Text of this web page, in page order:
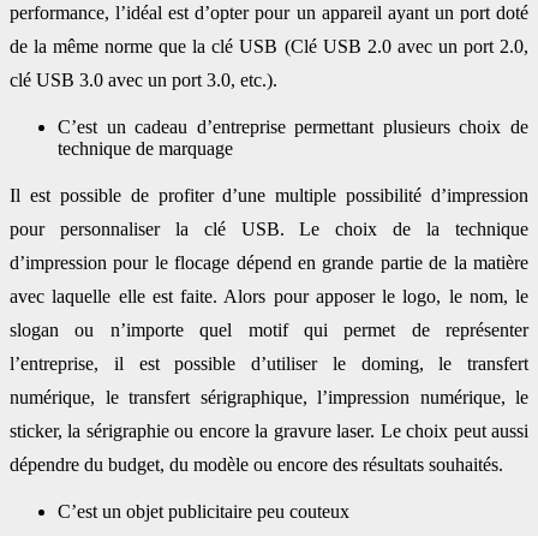
performance, l’idéal est d’opter pour un appareil ayant un port doté
de la même norme que la clé USB (Clé USB 2.0 avec un port 2.0,
clé USB 3.0 avec un port 3.0, etc.).
C’est un cadeau d’entreprise permettant plusieurs choix de
technique de marquage
Il est possible de profiter d’une multiple possibilité d’impression
pour personnaliser la clé USB. Le choix de la technique
d’impression pour le flocage dépend en grande partie de la matière
avec laquelle elle est faite. Alors pour apposer le logo, le nom, le
slogan ou n’importe quel motif qui permet de représenter
l’entreprise, il est possible d’utiliser le doming, le transfert
numérique, le transfert sérigraphique, l’impression numérique, le
sticker, la sérigraphie ou encore la gravure laser. Le choix peut aussi
dépendre du budget, du modèle ou encore des résultats souhaités.
C’est un objet publicitaire peu couteux